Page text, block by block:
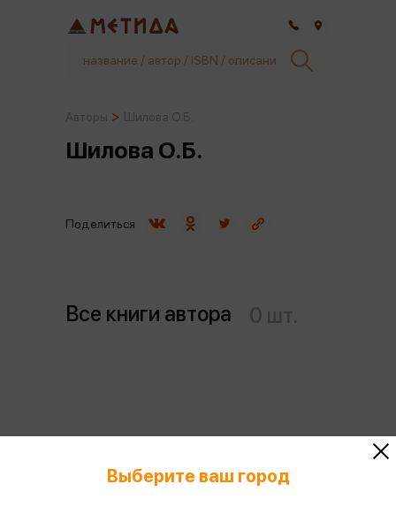
Шилова О.Б.
Все книги автора
Поделиться
Подробнее о дисконтной карте
Выберите ваш город